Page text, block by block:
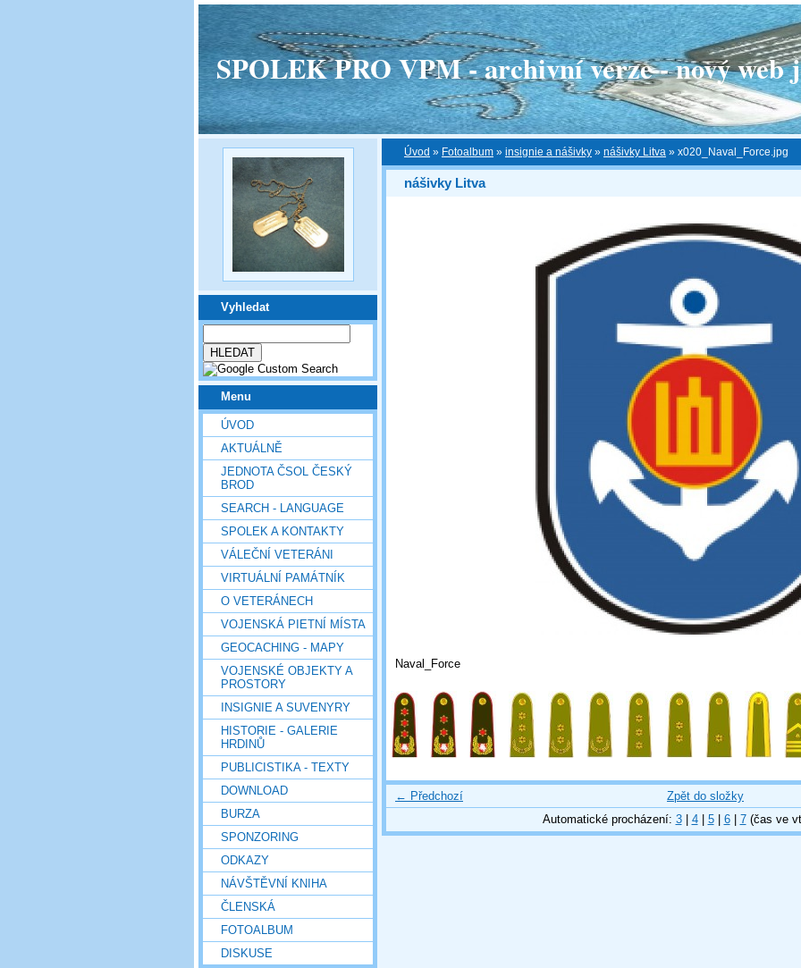
SPOLEK PRO VPM - archivní verze - nový web
Vyhledat
Menu
ÚVOD
AKTUÁLNĚ
JEDNOTA ČSOL ČESKÝ
BROD
SEARCH - LANGUAGE
SPOLEK A KONTAKTY
VÁLEČNÍ VETERÁNI
VIRTUÁLNÍ PAMÁTNÍK
O VETERÁNECH
VOJENSKÁ PIETNÍ MÍSTA
GEOCACHING - MAPY
VOJENSKÉ OBJEKTY A
PROSTORY
INSIGNIE A SUVENYRY
HISTORIE - GALERIE
HRDINŮ
PUBLICISTIKA - TEXTY
DOWNLOAD
BURZA
SPONZORING
ODKAZY
NÁVŠTĚVNÍ KNIHA
ČLENSKÁ
FOTOALBUM
DISKUSE
Úvod » Fotoalbum » insignie a nášivky » nášivky Litva » x020_Naval_Force.jpg
nášivky Litva
Naval_Force
← Předchozí
Zpět do složky
Automatické procházení: 3| 4| 5| 6| 7(čas ve